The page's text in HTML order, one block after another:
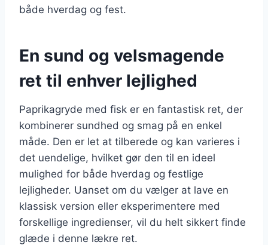
både hverdag og fest.
En sund og velsmagende
ret til enhver lejlighed
Paprikagryde med fisk er en fantastisk ret, der
kombinerer sundhed og smag på en enkel
måde. Den er let at tilberede og kan varieres i
det uendelige, hvilket gør den til en ideel
mulighed for både hverdag og festlige
lejligheder. Uanset om du vælger at lave en
klassisk version eller eksperimentere med
forskellige ingredienser, vil du helt sikkert finde
glæde i denne lækre ret.